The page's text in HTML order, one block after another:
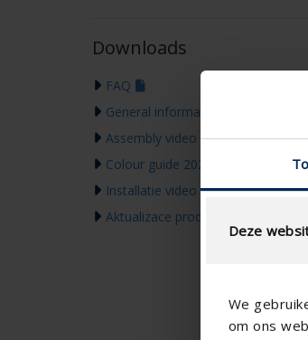
Deze
We
om ons
Downloads
FAQ
General information & warranty
Assembly video
Colour guide 2026
Installatie video
Aktualizace produktů &